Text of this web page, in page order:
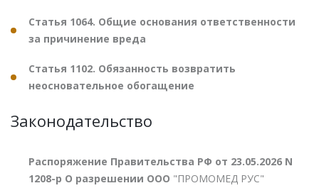
Статья 1064. Общие основания ответственности
за причинение вреда
Статья 1102. Обязанность возвратить
неосновательное обогащение
Законодательство
Распоряжение Правительства РФ от 23.05.2026 N
1208-р О разрешении ООО "ПРОМОМЕД РУС"